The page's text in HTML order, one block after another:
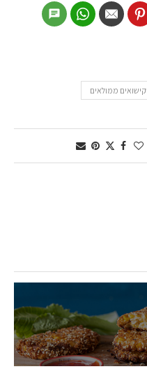
קישואים ממולאים